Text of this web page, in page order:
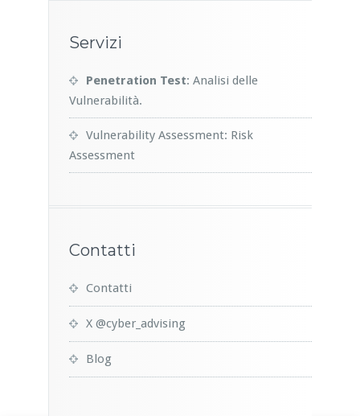
Servizi
Penetration Test: Analisi delle
Vulnerabilità.
Vulnerability Assessment: Risk
Assessment
Contatti
Contatti
X @cyber_advising
Blog